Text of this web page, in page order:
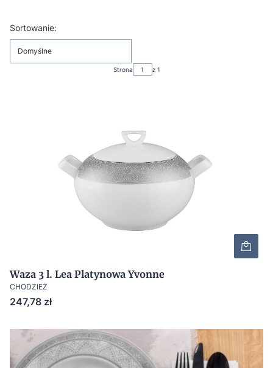
Lista produktów
Sortowanie:
Domyślne
Strona z 1
Waza 3 l. Lea Platynowa Yvonne
CHODZIEŻ
Cena
247,78 zł